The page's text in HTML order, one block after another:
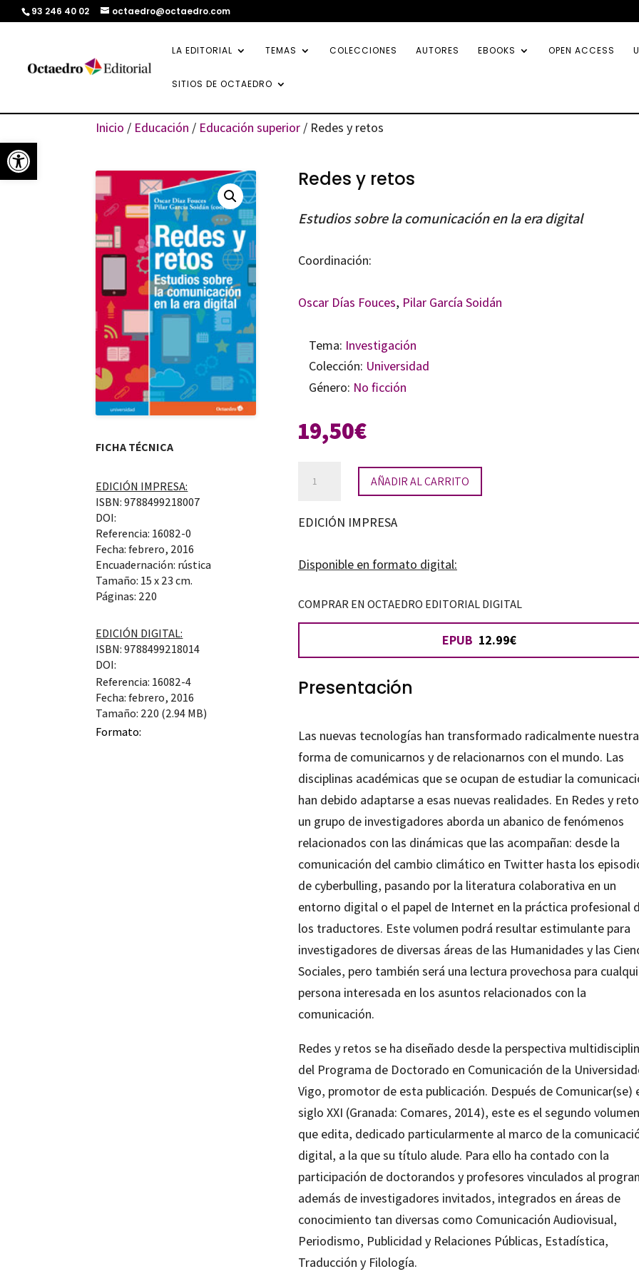
Abrir barra de herramientas
93 246 40 02 octaedro@octaedro.com
LA EDITORIAL TEMAS COLECCIONES AUTORES EBOOKS OPEN ACCESS
SITIOS DE OCTAEDRO
Inicio / Educación / Educación superior / Redes y retos
FICHA TÉCNICA
EDICIÓN IMPRESA:
ISBN: 9788499218007
DOI:
Referencia: 16082-0
Fecha: febrero, 2016
Encuadernación: rústica
Tamaño: 15 x 23 cm.
Páginas: 220
EDICIÓN DIGITAL:
ISBN: 9788499218014
DOI:
Referencia: 16082-4
Fecha: febrero, 2016
Tamaño: 220 (2.94 MB)
Formato:
Redes y retos
Estudios sobre la comunicación en la era digital
Coordinación:
Oscar Días Fouces, Pilar García Soidán
Tema: Investigación
Colección: Universidad
Género: No ficción
19,50€
retos
AÑADIR AL CARRITO
EDICIÓN IMPRESA
Disponible en formato digital:
COMPRAR EN OCTAEDRO EDITORIAL DIGITAL
EPUB 12.99€
Presentación
Las nuevas tecnologías han transformado radicalmente nuestra
forma de comunicarnos y de relacionarnos con el mundo. Las
disciplinas académicas que se ocupan de estudiar la
han debido adaptarse a esas nuevas realidades. En Redes y
un grupo de investigadores aborda un abanico de fenómenos
relacionados con las dinámicas que las acompañan: desde la
comunicación del cambio climático en Twitter hasta los
de cyberbulling, pasando por la literatura colaborativa en un
entorno digital o el papel de Internet en la práctica profesional
los traductores. Este volumen podrá resultar estimulante para
investigadores de diversas áreas de las Humanidades y las
Sociales, pero también será una lectura provechosa para
persona interesada en los asuntos relacionados con la
comunicación.
Redes y retos se ha diseñado desde la perspectiva
del Programa de Doctorado en Comunicación de la
Vigo, promotor de esta publicación. Después de Comunicar(se)
siglo XXI (Granada: Comares, 2014), este es el segundo volumen
que edita, dedicado particularmente al marco de la
digital, a la que su título alude. Para ello ha contado con la
participación de doctorandos y profesores vinculados al
además de investigadores invitados, integrados en áreas de
conocimiento tan diversas como Comunicación Audiovisual,
Periodismo, Publicidad y Relaciones Públicas, Estadística,
Traducción y Filología.